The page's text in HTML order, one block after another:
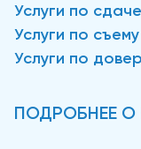
Услуги по
Услуги по
Услуги по
ПОДРОБНЕЕ О